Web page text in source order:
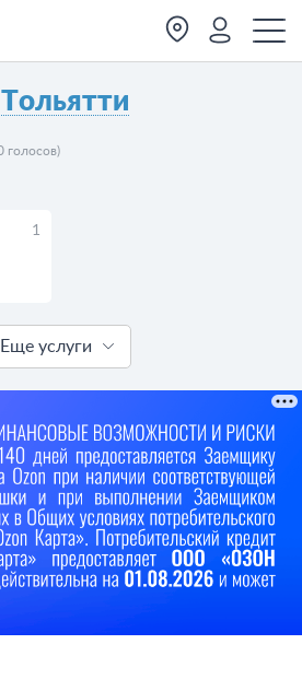
Тольятти
0 из 5 (0 голосов)
1
Еще услуги